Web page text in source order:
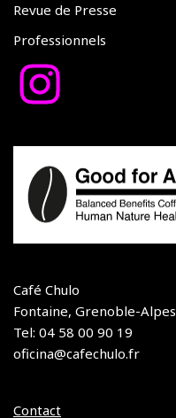
Revue de Presse
Professionnels
Café Chulo
Fontaine, Grenoble-
Tel: 04 58 00 90 19
oficina@cafechulo.fr
Contact